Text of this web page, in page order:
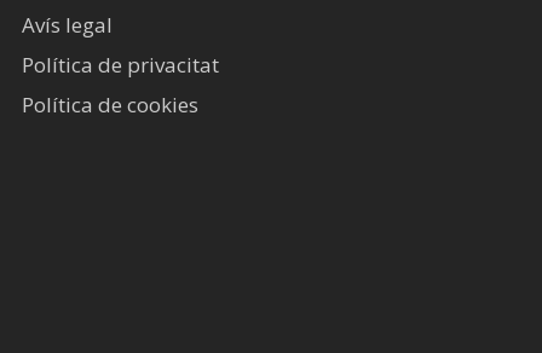
Avís legal​
Política de privacitat
Política de cookies